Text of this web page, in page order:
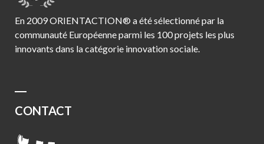
En 2009 ORIENTACTION® a été sélectionné par la
communauté Européenne parmi les 100 projets les plus
innovants dans la catégorie innovation sociale.
CONTACT